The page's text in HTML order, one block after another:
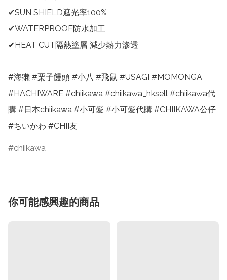
✔SUN SHIELD遮光率100%
✔WATERPROOF防水加工
✔HEAT CUT隔熱塗層 減少熱力滲透
#海獺 #栗子饅頭 #小八 #飛鼠 #USAGI #MOMONGA
#HACHIWARE #chiikawa #chiikawa_hksell #chiikawa代
購 #日本chiikawa #小可愛 #小可愛代購 #CHIIKAWA公仔
#ちいかわ #CHII友
chiikawa
你可能感興趣的商品